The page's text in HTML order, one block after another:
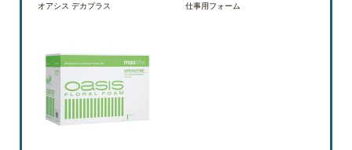
オアシス デカプラス 仕事用フォーム